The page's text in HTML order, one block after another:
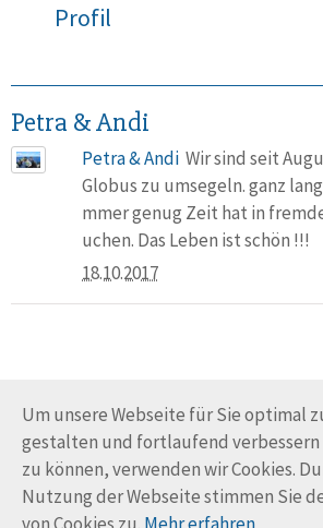
Um unsere Webseite für Sie optimal
gestalten und fortlaufend verbessern
zu können, verwenden wir Cookies.
Nutzung der Webseite stimmen Sie
Profil
Petra & Andi
Petra & Andi Wir sind seit
Globus zu umsegeln. ganz
mmer genug Zeit hat in
uchen. Das Leben ist schön !!!
18.10.2017
© Trans-Ocean e.V. 2010-2026
Nutzungsbedingungen